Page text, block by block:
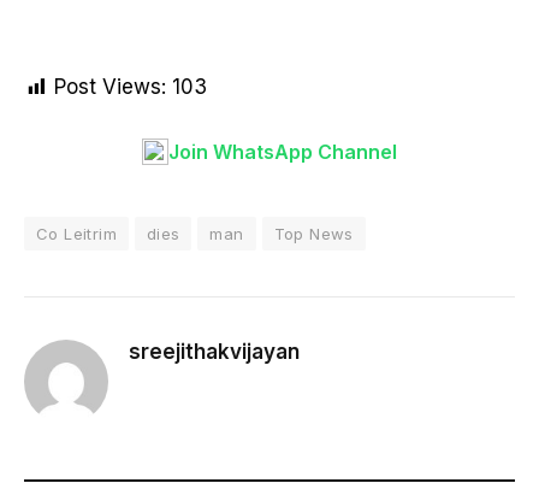
Post Views: 103
Join WhatsApp Channel
Co Leitrim dies man Top News
sreejithakvijayan